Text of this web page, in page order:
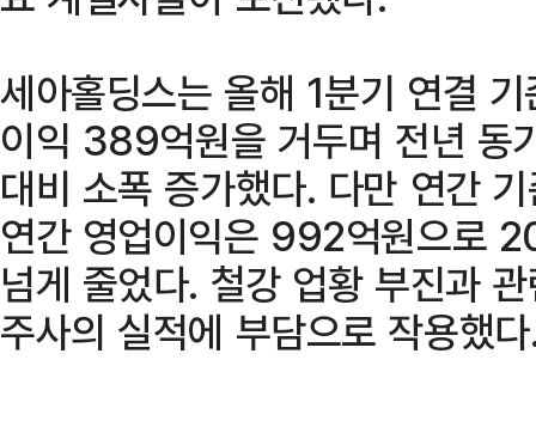
세아홀딩스는 올해 1분기 연결
이익 389억원을 거두며 전년
대비 소폭 증가했다. 다만 연간
연간 영업이익은 992억원으로
넘게 줄었다. 철강 업황 부진과
주사의 실적에 부담으로 작용했